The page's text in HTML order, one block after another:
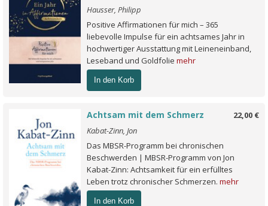
Hausser, Philipp
Positive Affirmationen für mich – 365
liebevolle Impulse für ein achtsames Jahr in
hochwertiger Ausstattung mit Leineneinband,
Leseband und Goldfolie mehr
In den Korb
22,00 €
Achtsam mit dem Schmerz
Kabat-Zinn, Jon
Das MBSR-Programm bei chronischen
Beschwerden | MBSR-Programm von Jon
Kabat-Zinn: Achtsamkeit für ein erfülltes
Leben trotz chronischer Schmerzen. mehr
In den Korb